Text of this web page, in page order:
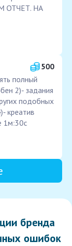
ОТЧЕТ. НА
500
полный
2)- задания
подобных
креатив
1м:30с
бренда
ошибок